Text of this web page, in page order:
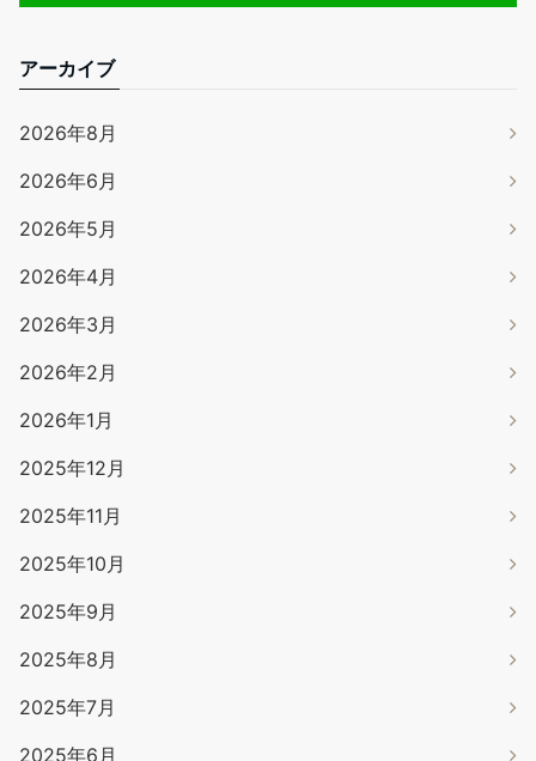
アーカイブ
2026年8月
2026年6月
2026年5月
2026年4月
2026年3月
2026年2月
2026年1月
2025年12月
2025年11月
2025年10月
2025年9月
2025年8月
2025年7月
2025年6月